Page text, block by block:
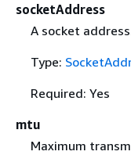
socketAddress
A socket
Type:
Required: Yes
mtu
Maximum